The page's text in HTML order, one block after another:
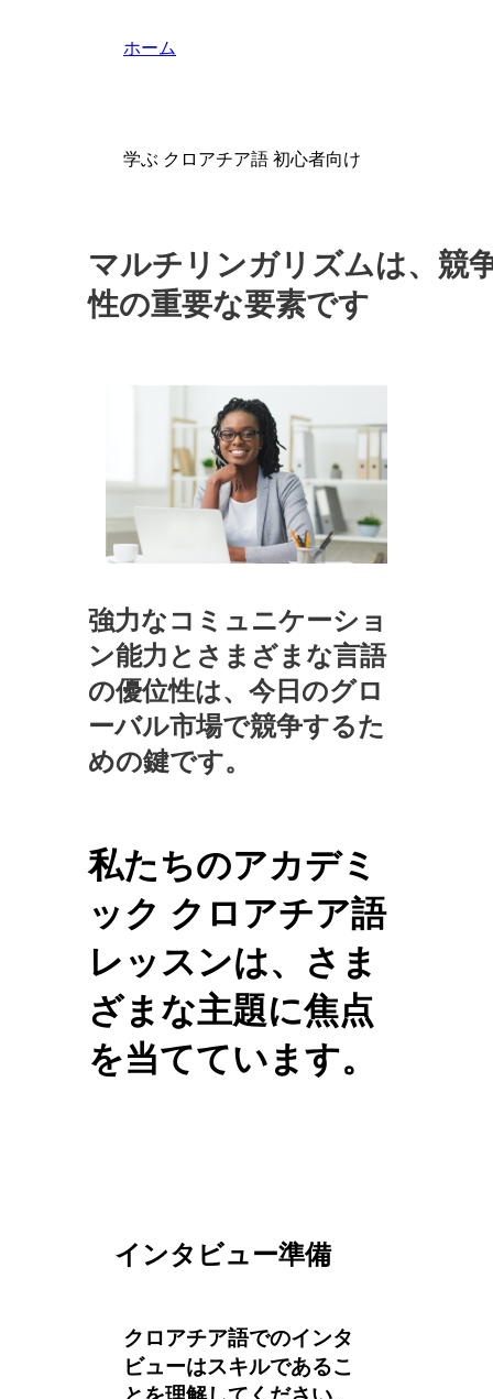
ホーム
学ぶ クロアチア語 初心者向け
マルチリンガリズムは、競
性の重要な要素です
強力なコミュニケーショ
ン能力とさまざまな言語
の優位性は、今日のグロ
ーバル市場で競争するた
めの鍵です。
私たちのアカデミ
ック クロアチア語
レッスンは、さま
ざまな主題に焦点
を当てています。
インタビュー準備
クロアチア語でのインタ
ビューはスキルであるこ